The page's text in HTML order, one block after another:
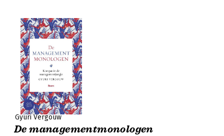
Gyuri Vergouw
De managementmonologen